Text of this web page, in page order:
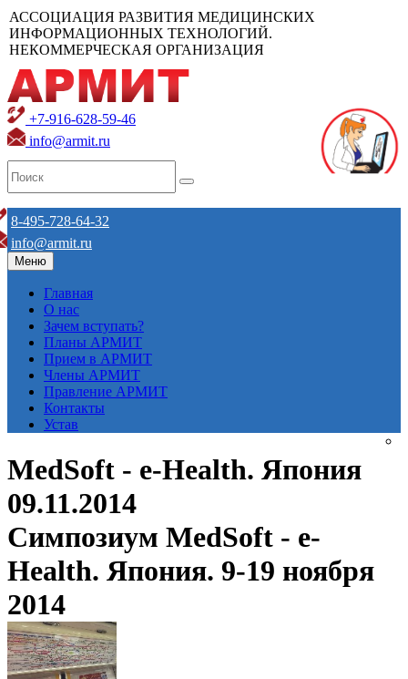
АССОЦИАЦИЯ РАЗВИТИЯ МЕДИЦИНСКИХ
ИНФОРМАЦИОННЫХ ТЕХНОЛОГИЙ.
НЕКОММЕРЧЕСКАЯ ОРГАНИЗАЦИЯ
+7-916-628-59-46
info@armit.ru
8-495-728-64-32
info@armit.ru
Меню
Главная
О нас
Зачем вступать?
Планы АРМИТ
Прием в АРМИТ
Члены АРМИТ
Правление АРМИТ
Контакты
Устав
MedSoft - e-Health. Япония
09.11.2014
Симпозиум MedSoft - e-
Health. Япония. 9-19 ноября
2014